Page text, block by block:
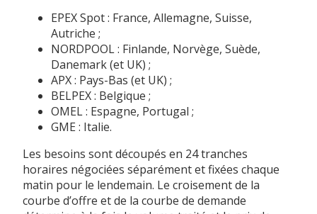
EPEX Spot : France, Allemagne, Suisse,
Autriche ;
NORDPOOL : Finlande, Norvège, Suède,
Danemark (et UK) ;
APX : Pays-Bas (et UK) ;
BELPEX : Belgique ;
OMEL : Espagne, Portugal ;
GME : Italie.
Les besoins sont découpés en 24 tranches
horaires négociées séparément et fixées chaque
matin pour le lendemain. Le croisement de la
courbe d’offre et de la courbe de demande